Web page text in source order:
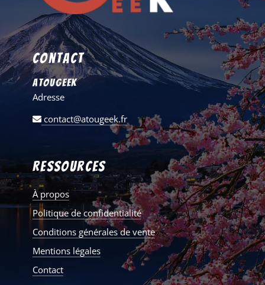
Contact
AtouGeek
Adresse
contact@atougeek.fr
Ressources
À propos
Politique de confidentialité
Conditions générales de vente
Mentions légales
Contact